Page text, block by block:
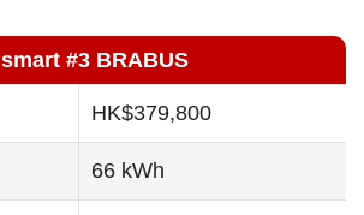
smart #3 BRABUS
HK$379,800
66 kWh